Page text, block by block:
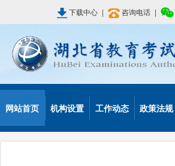
下载中心 | 咨询电话 |
网站首页 机构设置 工作动态 政策法规